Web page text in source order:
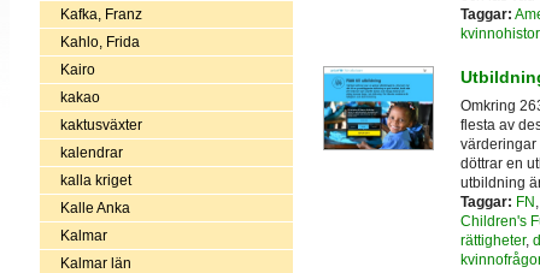
Kafka, Franz
Kahlo, Frida
Kairo
kakao
kaktusväxter
kalendrar
kalla kriget
Kalle Anka
Kalmar
Kalmar län
Taggar:
Omkring
flesta av
värderingar
döttrar en
utbildning
Taggar: FN
Children's
rättigheter,
kvinnofrågor